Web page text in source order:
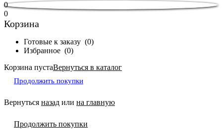
0
0
Корзина
Готовые к заказу (0)
Избранное (0)
Корзина пустаВернуться в каталог
Продолжить покупки
Вернуться назад или на главную
Продолжить покупки